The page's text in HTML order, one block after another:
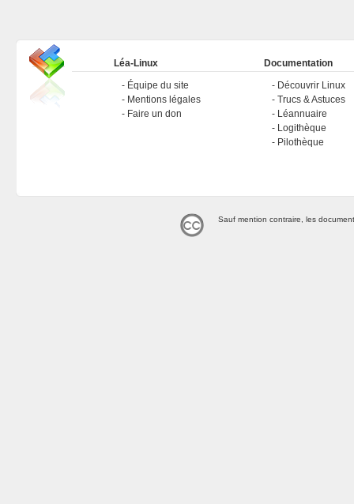
Léa-Linux
Équipe du site
Mentions légales
Faire un don
Documentation
Découvrir Linux
Trucs & Astuces
Léannuaire
Logithèque
Pilothèque
Sauf mention contraire, les